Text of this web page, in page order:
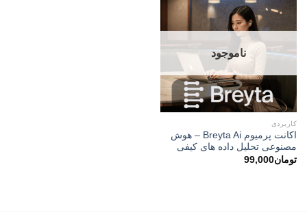
ناموجود
کاربردی
اکانت پرمیوم Breyta Ai – هوش
مصنوعی تحلیل داده ‌های کیفی
تومان99,000